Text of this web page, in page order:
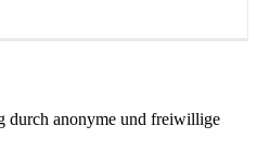
durch anonyme und freiwillige